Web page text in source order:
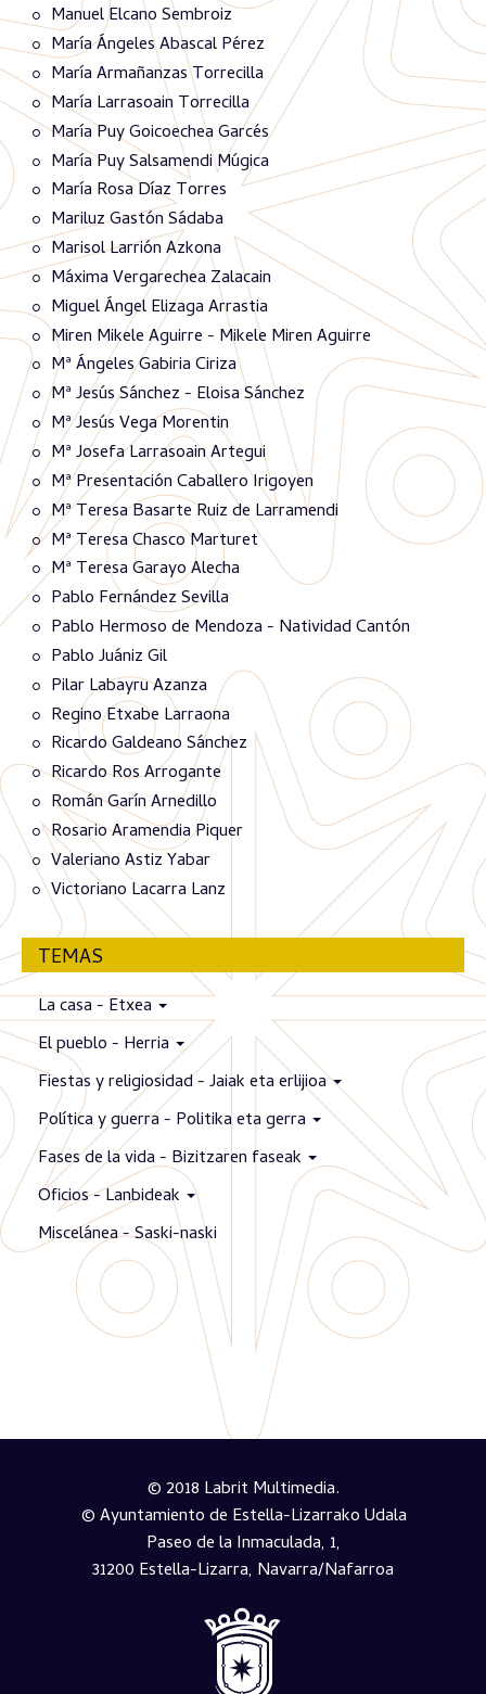
Manuel Elcano Sembroiz
María Ángeles Abascal Pérez
María Armañanzas Torrecilla
María Larrasoain Torrecilla
María Puy Goicoechea Garcés
María Puy Salsamendi Múgica
María Rosa Díaz Torres
Mariluz Gastón Sádaba
Marisol Larrión Azkona
Máxima Vergarechea Zalacain
Miguel Ángel Elizaga Arrastia
Miren Mikele Aguirre - Mikele Miren Aguirre
Mª Ángeles Gabiria Ciriza
Mª Jesús Sánchez - Eloisa Sánchez
Mª Jesús Vega Morentin
Mª Josefa Larrasoain Artegui
Mª Presentación Caballero Irigoyen
Mª Teresa Basarte Ruiz de Larramendi
Mª Teresa Chasco Marturet
Mª Teresa Garayo Alecha
Pablo Fernández Sevilla
Pablo Hermoso de Mendoza - Natividad Cantón
Pablo Juániz Gil
Pilar Labayru Azanza
Regino Etxabe Larraona
Ricardo Galdeano Sánchez
Ricardo Ros Arrogante
Román Garín Arnedillo
Rosario Aramendia Piquer
Valeriano Astiz Yabar
Victoriano Lacarra Lanz
TEMAS
La casa - Etxea
El pueblo - Herria
Fiestas y religiosidad - Jaiak eta erlijioa
Política y guerra - Politika eta gerra
Fases de la vida - Bizitzaren faseak
Oficios - Lanbideak
Miscelánea - Saski-naski
© 2018 Labrit Multimedia.
© Ayuntamiento de Estella-Lizarrako Udala
Paseo de la Inmaculada, 1,
31200 Estella-Lizarra, Navarra/Nafarroa